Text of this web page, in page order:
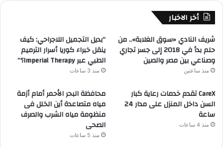
أخر الاخبار
شريف النادي «سوق الغلابة».. من
حلم بدأ في 2018 إلى جسر تجاري
وصناعي بين مصر والصين
منذ ساعتين
“بديل التجميل اللاجراحي: كيف
ينقل خبراء كوريا أسرار الترميم
الطبي عبر Imperial Therapy؟”
منذ 3 ساعات
CareX تقدم خدمات رعاية كبار
السن داخل المنزل على مدار 24
ساعة
منذ 4 ساعات
محافظة البحر الأحمر أمام أزمة
مياه متصاعدة أين الخلل فى
منظومة مياه الشرب والصرف
الصحى
منذ 5 ساعات